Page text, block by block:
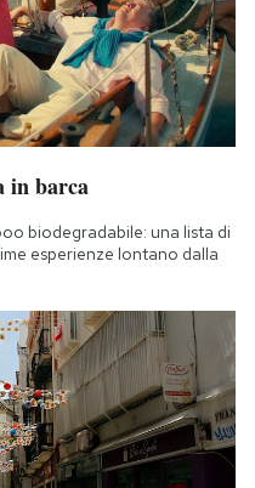
in barca
biodegradabile: una lista di
esperienze lontano dalla